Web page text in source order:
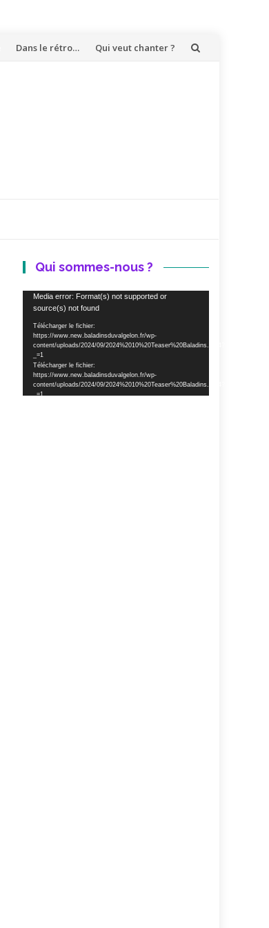
Dans le rétro… Qui veut chanter ?
Qui sommes-nous ?
Lecteur
vidéo
Media error: Format(s) not supported or
source(s) not found
Télécharger le fichier:
https://www.new.baladinsduvalgelon.fr/wp-
content/uploads/2024/09/2024%2010%20Teaser%20Baladins.mp4?
_=1
Télécharger le fichier:
https://www.new.baladinsduvalgelon.fr/wp-
content/uploads/2024/09/2024%2010%20Teaser%20Baladins.mp4?
_=1